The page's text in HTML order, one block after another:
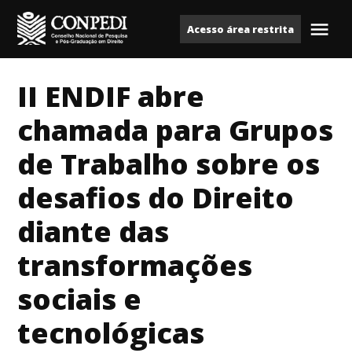
para
o
ConpediAcesso área restrita
II ENDIF abre
chamada para Grupos
de Trabalho sobre os
desafios do Direito
diante das
transformações
sociais e
tecnológicas